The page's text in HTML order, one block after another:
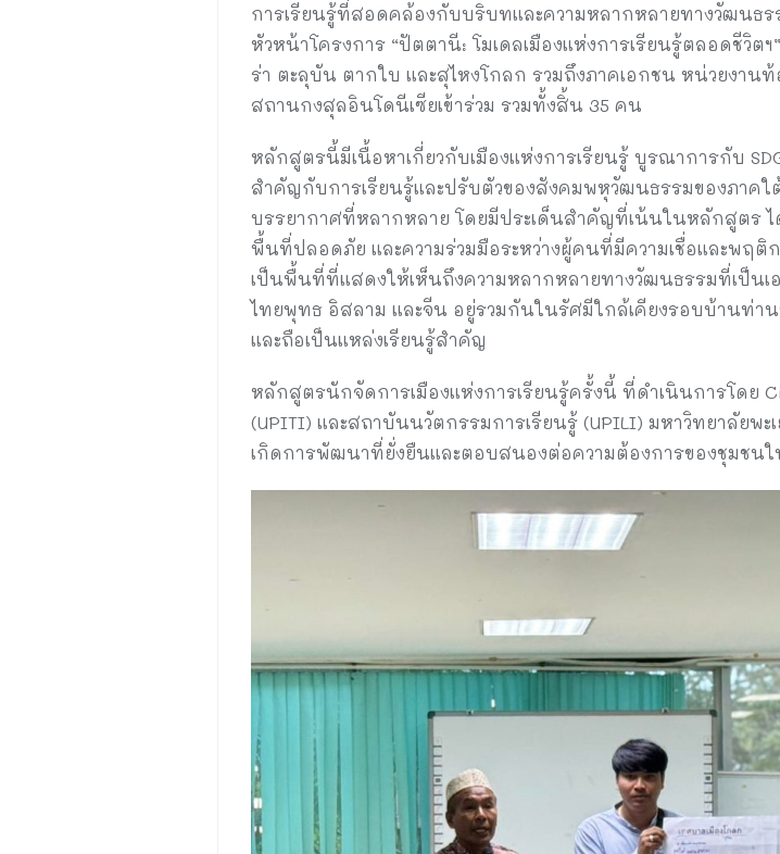
การเรียนรู้ที่สอดคล้องกับบริบทและความหลากหลายทางวัฒนธร
หัวหน้าโครงการ “ปัตตานี: โมเดลเมืองแห่งการเรียนรู้ตลอดชีวิต
ร่า ตะลุบัน ตากใบ และสุไหงโกลก รวมถึงภาคเอกชน หน่วยงาน
สถานกงสุลอินโดนีเซียเข้าร่วม รวมทั้งสิ้น 35 คน
หลักสูตรนี้มีเนื้อหาเกี่ยวกับเมืองแห่งการเรียนรู้ บูรณาการกับ
สำคัญกับการเรียนรู้และปรับตัวของสังคมพหุวัฒนธรรมของภาคใต้
บรรยากาศที่หลากหลาย โดยมีประเด็นสำคัญที่เน้นในหลักสูตร
พื้นที่ปลอดภัย และความร่วมมือระหว่างผู้คนที่มีความเชื่อและพฤติ
เป็นพื้นที่ที่แสดงให้เห็นถึงความหลากหลายทางวัฒนธรรมที่เป็น
ไทยพุทธ อิสลาม และจีน อยู่รวมกันในรัศมีใกล้เคียงรอบบ้านท่าน
และถือเป็นแหล่งเรียนรู้สำคัญ
หลักสูตรนักจัดการเมืองแห่งการเรียนรู้ครั้งนี้ ที่ดำเนินการโดย
(UPITI) และสถาบันนวัตกรรมการเรียนรู้ (UPILI) มหาวิทยาลัยพ
เกิดการพัฒนาที่ยั่งยืนและตอบสนองต่อความต้องการของชุมชน